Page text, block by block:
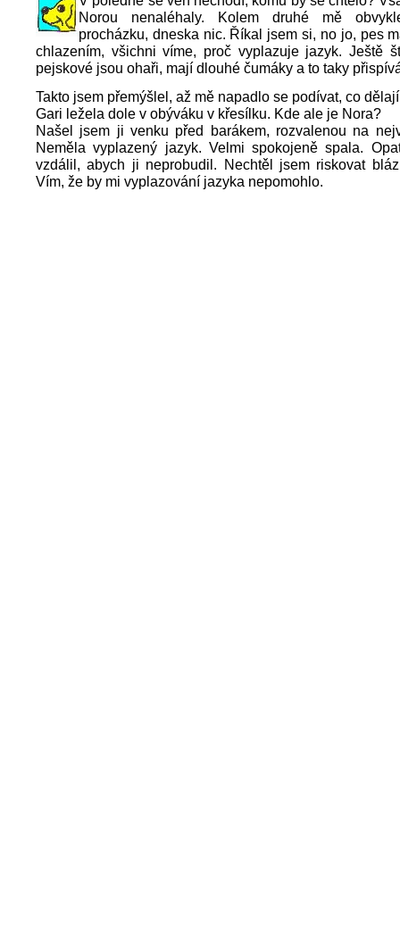
Norou nenaléhaly. Kolem druhé mě
procházku, dneska nic. Říkal jsem si, no jo, pes
chlazením, všichni víme, proč vyplazuje jazyk. Ještě
pejskové jsou ohaři, mají dlouhé čumáky a to taky
Takto jsem přemýšlel, až mě napadlo se podívat, co
Gari ležela dole v obýváku v křesílku. Kde ale je Nora?
Našel jsem ji venku před barákem, rozvalenou na
Neměla vyplazený jazyk. Velmi spokojeně spala.
vzdálil, abych ji neprobudil. Nechtěl jsem riskovat
Vím, že by mi vyplazování jazyka nepomohlo.